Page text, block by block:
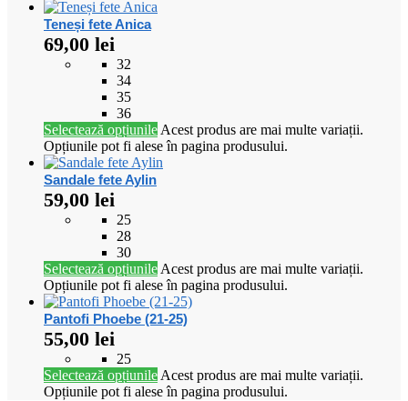
Teneși fete Anica
69,00 lei
32
34
35
36
Selectează opțiunile Acest produs are mai multe variații.
Opțiunile pot fi alese în pagina produsului.
Sandale fete Aylin
59,00 lei
25
28
30
Selectează opțiunile Acest produs are mai multe variații.
Opțiunile pot fi alese în pagina produsului.
Pantofi Phoebe (21-25)
55,00 lei
25
Selectează opțiunile Acest produs are mai multe variații.
Opțiunile pot fi alese în pagina produsului.